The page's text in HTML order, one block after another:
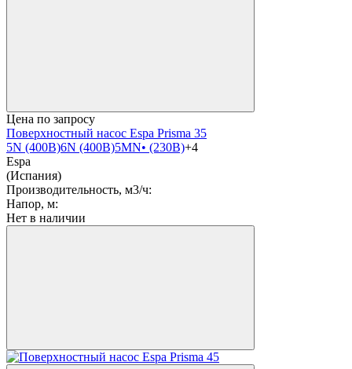
Цена по запросу
Поверхностный насос Espa Prisma 35
5N (400B)6N (400В)5MN• (230В)+4
Espa
(Испания)
Производительность, м3/ч:
Напор, м:
Нет в наличии